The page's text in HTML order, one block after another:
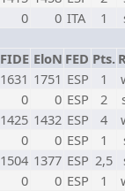
0 0 ITA 1
FIDE EloN FED Pts.
1631 1751 ESP 1
0 0 ESP 2
1425 1432 ESP 4
0 0 ESP 1
1504 1377 ESP 2,5
0 0 ESP 1